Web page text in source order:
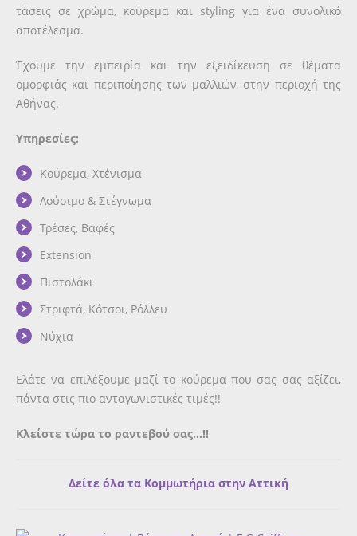
τάσεις σε χρώμα, κούρεμα και styling για ένα συνολικό
αποτέλεσμα.
Έχουμε την εμπειρία και την εξειδίκευση σε θέματα
ομορφιάς και περιποίησης των μαλλιών, στην περιοχή της
Αθήνας.
Υπηρεσίες:
Κούρεμα, Χτένισμα
Λούσιμο & Στέγνωμα
Τρέσες, Βαφές
Extension
Πιστολάκι
Στριφτά, Κότσοι, Ρόλλευ
Νύχια
Ελάτε να επιλέξουμε μαζί το κούρεμα που σας σας αξίζει,
πάντα στις πιο ανταγωνιστικές τιμές!!
Κλείστε τώρα το ραντεβού σας…!!
Δείτε όλα τα Κομμωτήρια στην Αττική